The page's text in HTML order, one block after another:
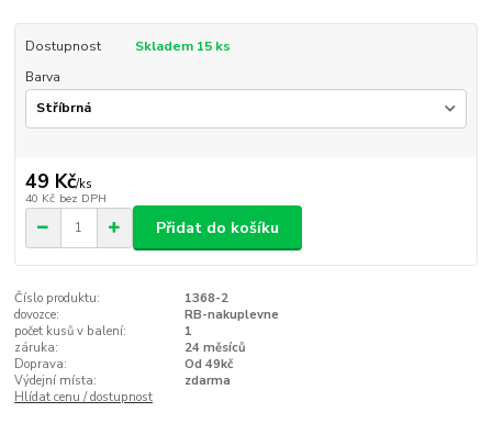
Dostupnost
Skladem 15 ks
Barva
49 Kč/ks
40 Kč bez DPH
Přidat do košíku
Číslo produktu:
1368-2
dovozce:
RB-nakuplevne
počet kusů v balení:
1
záruka:
24 měsíců
Doprava:
Od 49kč
Výdejní místa:
zdarma
Hlídat cenu / dostupnost